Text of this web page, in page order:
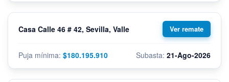
$180.195.910
Casa Calle 46 # 42, Sevilla, Valle
21-Ago-2026